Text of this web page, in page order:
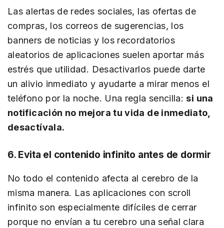
Las alertas de redes sociales, las ofertas de
compras, los correos de sugerencias, los
banners de noticias y los recordatorios
aleatorios de aplicaciones suelen aportar más
estrés que utilidad. Desactivarlos puede darte
un alivio inmediato y ayudarte a mirar menos el
teléfono por la noche. Una regla sencilla:si una
notificación no mejora tu vida de inmediato,
desactívala.
6. Evita el contenido infinito antes de dormir
No todo el contenido afecta al cerebro de la
misma manera. Las aplicaciones con scroll
infinito son especialmente difíciles de cerrar
porque no envían a tu cerebro una señal clara